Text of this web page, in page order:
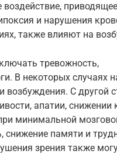
и нарушения
также влияют на
тревожность,
В некоторых случаях
возбуждения. С другой
апатии, снижении
минимальной
памяти и
зрения также